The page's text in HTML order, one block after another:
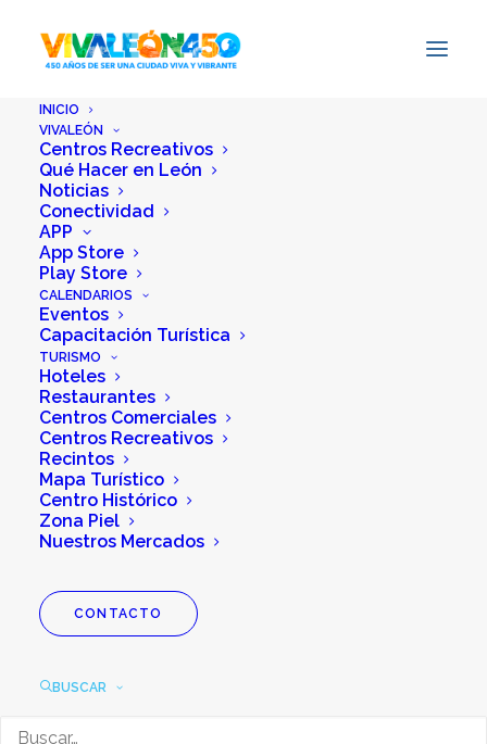
INICIO
VIVALEÓN
Centros Recreativos
Qué Hacer en León
Noticias
Conectividad
APP
App Store
Play Store
CALENDARIOS
Eventos
Capacitación Turística
TURISMO
Hoteles
Restaurantes
Centros Comerciales
Centros Recreativos
Recintos
Mapa Turístico
Centro Histórico
Zona Piel
Nuestros Mercados
CONTACTO
BUSCAR
MUSA – ANPIC Design
Fest
18 febrero, 2026
MUSA – ANPIC Design
Fest